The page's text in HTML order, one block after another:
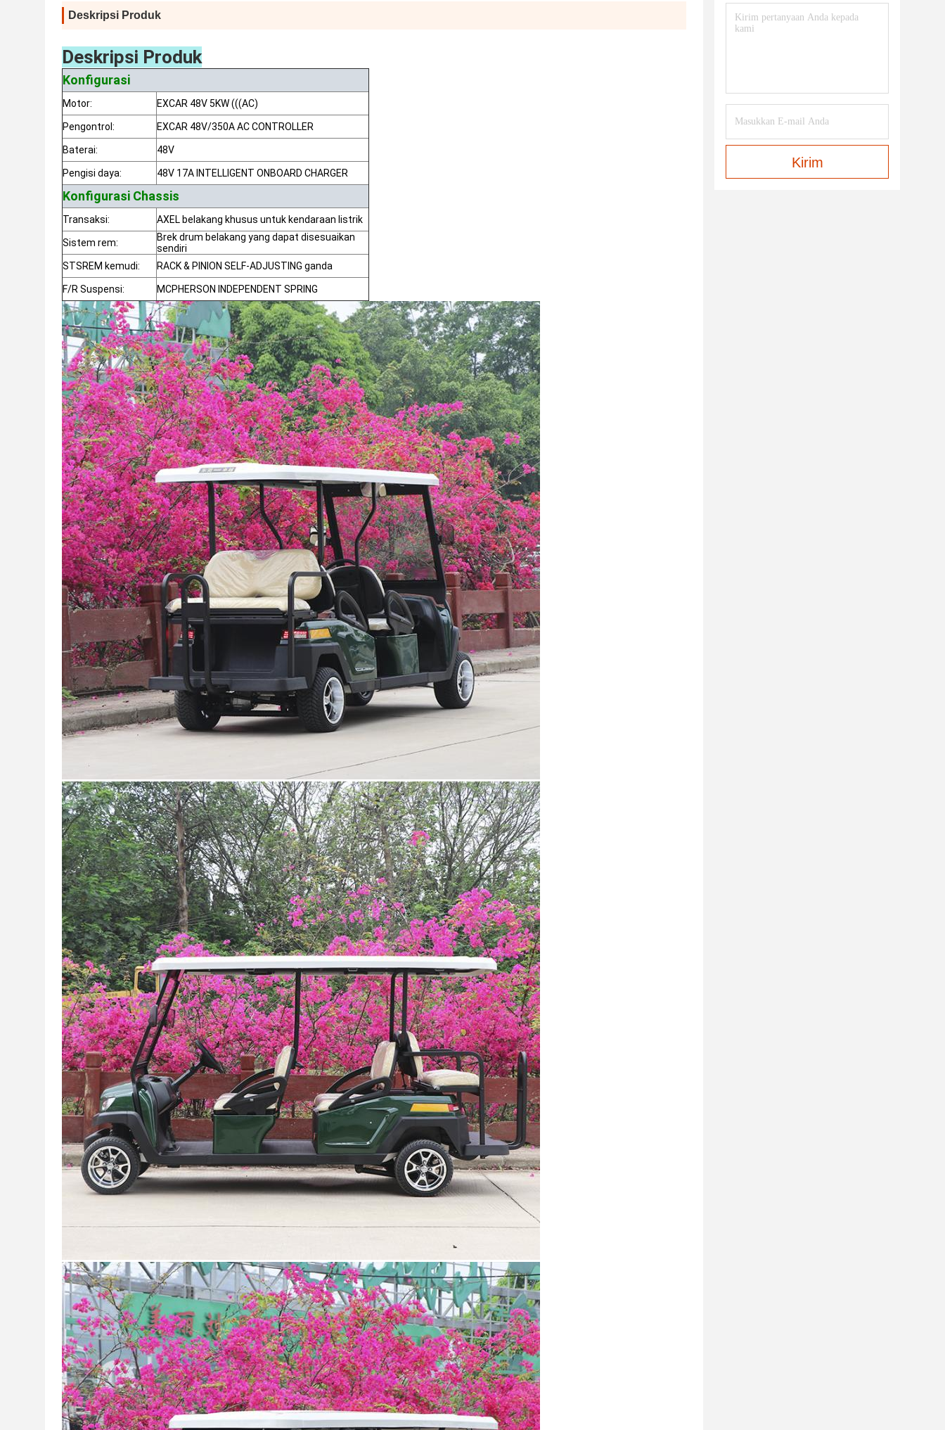
Deskripsi Produk
Deskripsi Produk
Konfigurasi
Motor: EXCAR 48V 5KW (((AC)
Pengontrol: EXCAR 48V/350A AC CONTROLLER
Baterai: 48V
Pengisi daya: 48V 17A INTELLIGENT ONBOARD CHARGER
Konfigurasi Chassis
Transaksi: AXEL belakang khusus untuk kendaraan listrik
Sistem rem:
Brek drum belakang yang dapat disesuaikan
sendiri
STSREM kemudi:
RACK & PINION SELF-ADJUSTING ganda
F/R Suspensi: MCPHERSON INDEPENDENT SPRING
Kirim